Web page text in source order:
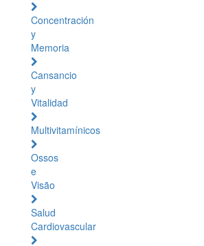
Concentración
y
Memoria
Cansancio
y
Vitalidad
Multivitamínicos
Ossos
e
Visão
Salud
Cardiovascular